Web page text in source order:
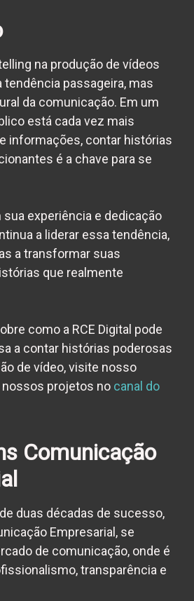
na produção de vídeos
tendência passageira, mas
da comunicação. Em um
está cada vez mais
informações, contar histórias
é a chave para se
sua experiência e dedicação
a liderar essa tendência,
a transformar suas
que realmente
como a RCE Digital pode
a contar histórias poderosas
de vídeo, visite nosso
nossos projetos no canal do
Comunicação
duas décadas de sucesso,
Empresarial, se
de comunicação, onde é
transparência e